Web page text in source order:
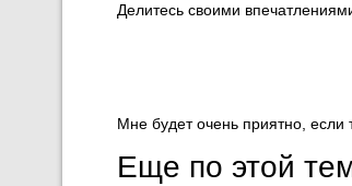
Делитесь своими
Мне будет очень приятно, если
Еще по этой